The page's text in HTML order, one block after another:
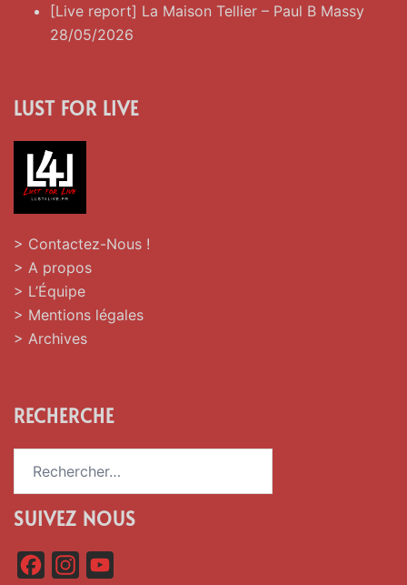
[Live report] La Maison Tellier – Paul B Massy
28/05/2026
LUST FOR LIVE
> Contactez-Nous !
> A propos
> L’Équipe
> Mentions légales
> Archives
RECHERCHE
SUIVEZ NOUS